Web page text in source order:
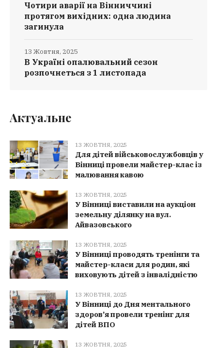
Чотири аварії на Вінниччині
протягом вихідних: одна людина
загинула
В Україні опалювальний сезон
розпочнеться з 1 листопада
13 Жовтня, 2025
Актуальне
13 ЖОВТНЯ, 2025
Для дітей військовослужбовців у
Вінниці провели майстер-клас із
малювання кавою
13 ЖОВТНЯ, 2025
У Вінниці виставили на аукціон
земельну ділянку на вул.
Айвазовського
13 ЖОВТНЯ, 2025
У Вінниці проводять тренінги та
майстер-класи для родин, які
виховують дітей з інвалідністю
13 ЖОВТНЯ, 2025
У Вінниці до Дня ментального
здоров’я провели тренінг для
дітей ВПО
13 ЖОВТНЯ, 2025